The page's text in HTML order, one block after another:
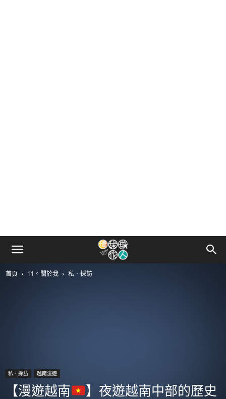
首頁 11。關於我 私．採訪
私．採訪 越南漫遊
【漫遊越南
】夜遊越南中部的歷史